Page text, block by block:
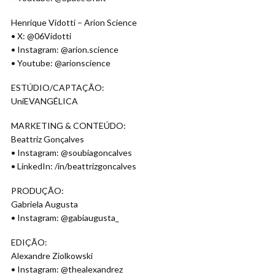
Henrique Vidotti – Arion Science
• X: @06Vidotti
• Instagram: @arion.science
• Youtube: @arionscience
ESTÚDIO/CAPTAÇÃO:
UniEVANGÉLICA
MARKETING & CONTEÚDO:
Beattriz Gonçalves
• Instagram: @soubiagoncalves
• LinkedIn: /in/beattrizgoncalves
PRODUÇÃO:
Gabriela Augusta
• Instagram: @gabiaugusta_
EDIÇÃO:
Alexandre Ziolkowski
• Instagram: @thealexandrez